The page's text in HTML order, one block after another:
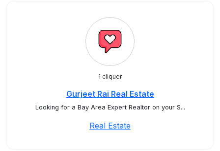
1 cliquer
Gurjeet Rai Real Estate
Looking for a Bay Area Expert Realtor on your S...
Real Estate